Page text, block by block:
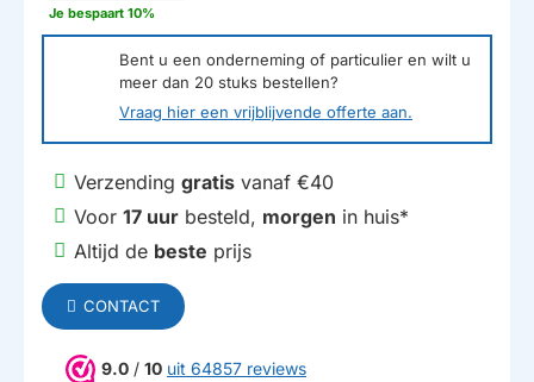
Je bespaart 10%
Bent u een onderneming of particulier en wilt u
meer dan 20 stuks bestellen?
Vraag hier een vrijblijvende offerte aan.
Verzending gratis vanaf €40
Voor 17 uur besteld, morgen in huis*
Altijd de beste prijs
CONTACT
9.0 / 10 uit 64857 reviews